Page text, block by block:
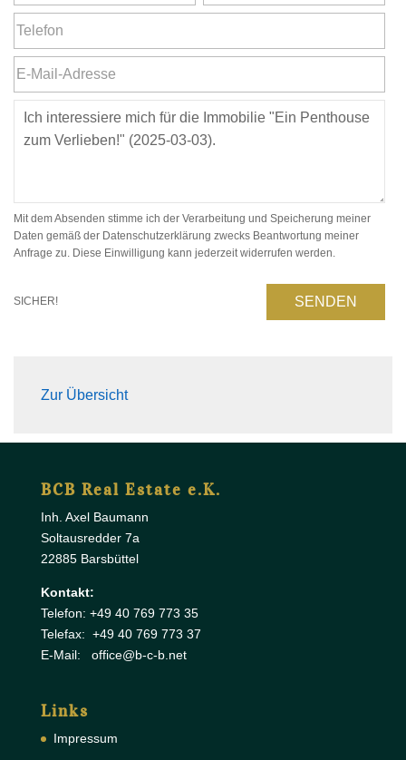
Mit dem Absenden stimme ich der Verarbeitung und Speicherung meiner
Daten gemäß der Datenschutzerklärung zwecks Beantwortung meiner
Anfrage zu. Diese Einwilligung kann jederzeit widerrufen werden.
SICHER! SENDEN
Zur Übersicht
BCB Real Estate e.K.
Inh. Axel Baumann
Soltausredder 7a
22885 Barsbüttel
Kontakt:
Telefon: +49 40 769 773 35
Telefax: +49 40 769 773 37
E-Mail: office@b-c-b.net
Links
Impressum